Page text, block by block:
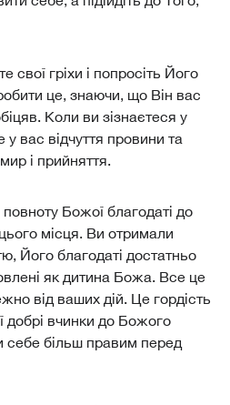
свої гріхи і попросіть Його
це, знаючи, що Він вас
Коли ви зізнаєтеся у
у вас відчуття провини та
і прийняття.
Божої благодаті до
місця. Ви отримали
Його благодаті достатньо
як дитина Божа. Все це
від ваших дій. Це гордість
добрі вчинки до Божого
більш правим перед